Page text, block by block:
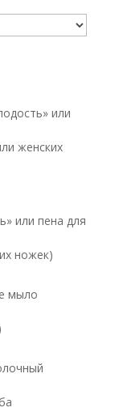
или
женских
или пена для
ножек)
мыло